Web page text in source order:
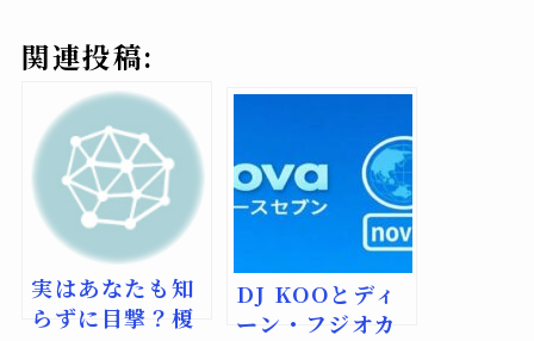
関連投稿:
実はあなたも知
らずに目撃？榎
DJ KOOとディ
ーン・フジオカ